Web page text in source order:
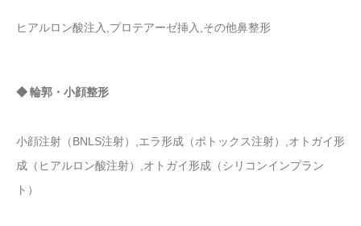
ヒアルロン酸注入,プロテアーゼ挿入,その他鼻整形
◆ 輪郭・小顔整形
小顔注射（BNLS注射）,エラ形成（ボトックス注射）,オトガイ形
成（ヒアルロン酸注射）,オトガイ形成（シリコンインプラン
ト）